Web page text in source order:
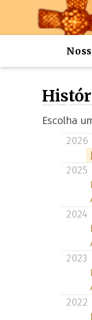
Escolha
2026
2025
2024
2023
2022